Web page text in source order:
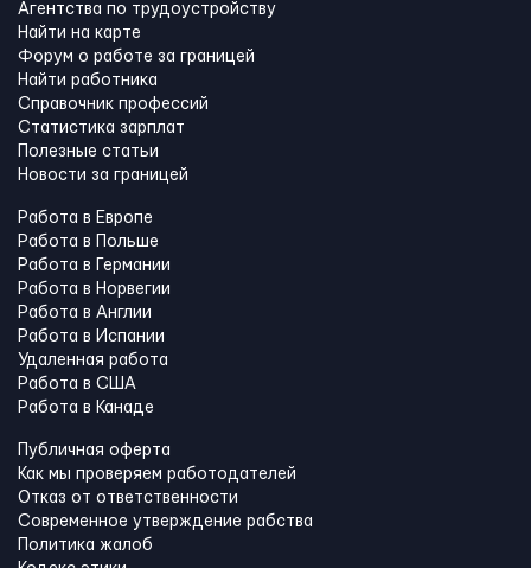
Агентства по трудоустройству
Найти на карте
Форум о работе за границей
Найти работника
Справочник профессий
Статистика зарплат
Полезные статьи
Новости за границей
Работа в Европе
Работа в Польше
Работа в Германии
Работа в Норвегии
Работа в Англии
Работа в Испании
Удаленная работа
Работа в США
Работа в Канадe
Публичная оферта
Как мы проверяем работодателей
Отказ от ответственности
Современное утверждение рабства
Политика жалоб